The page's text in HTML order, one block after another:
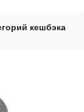
кешбэка